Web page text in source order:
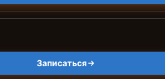
Записаться